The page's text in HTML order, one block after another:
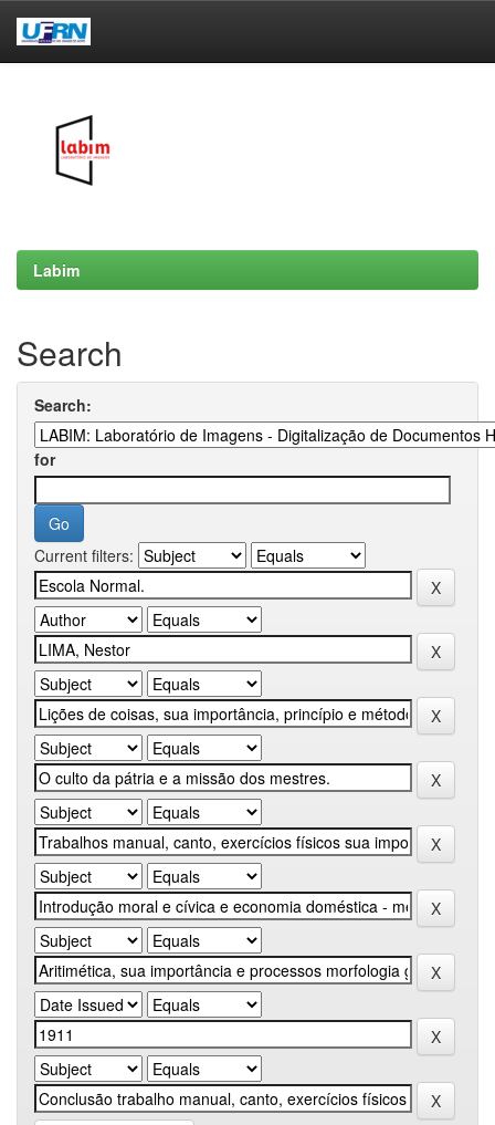
Labim
Search
Search:
for
Current filters: